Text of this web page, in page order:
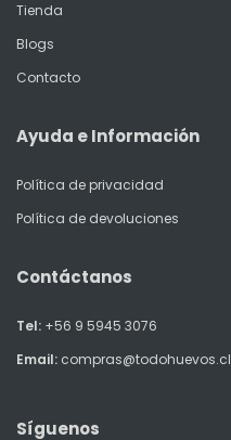
Tienda
Blogs
Contacto
Ayuda e Información
Política de privacidad
Política de devoluciones
Contáctanos
Tel: +56 9 5945 3076
Email: compras@todohuevos.cl
Síguenos